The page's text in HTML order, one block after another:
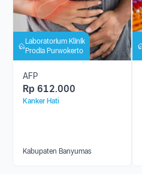
Laboratorium Klinik
Prodia Purwokerto
AFP
Rp 612.000
Kanker Hati
Kabupaten Banyumas